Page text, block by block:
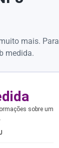
mais. Para
medida.
sobre um